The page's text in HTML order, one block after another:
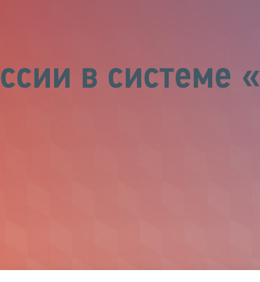
в системе